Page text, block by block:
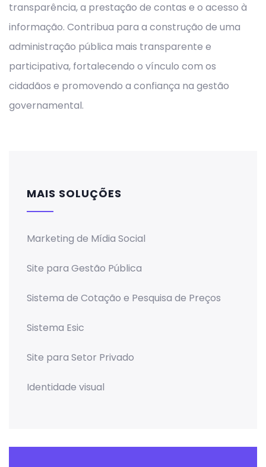
transparência, a prestação de contas e o acesso à
informação. Contribua para a construção de uma
administração pública mais transparente e
participativa, fortalecendo o vínculo com os
cidadãos e promovendo a confiança na gestão
governamental.
MAIS SOLUÇÕES
Marketing de Mídia Social
Site para Gestão Pública
Sistema de Cotação e Pesquisa de Preços
Sistema Esic
Site para Setor Privado
Identidade visual